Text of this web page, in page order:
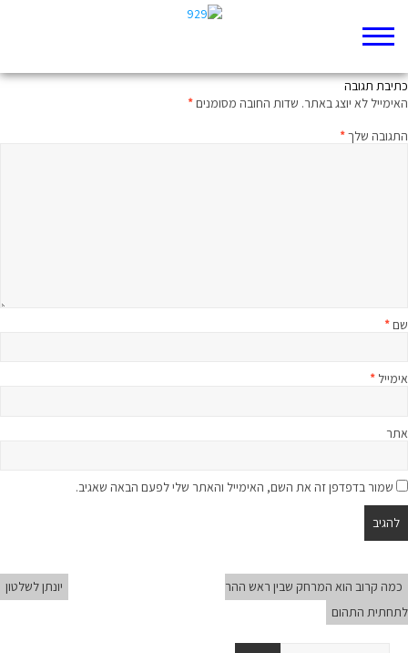
כתיבת תגובה
האימייל לא יוצג באתר. שדות החובה מסומנים*
התגובה שלך*
שם*
אימייל *
אתר
שמור בדפדפן זה את השם, האימייל והאתר שלי לפעם הבאה שאגיב.
כמה קרוב הוא המרחק שבין ראש ההר
לתחתית התהום
יונתן לשלטון